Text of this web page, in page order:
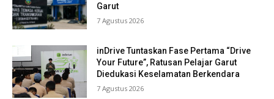
Garut
7 Agustus 2026
inDrive Tuntaskan Fase Pertama “Drive
Your Future”, Ratusan Pelajar Garut
Diedukasi Keselamatan Berkendara
7 Agustus 2026